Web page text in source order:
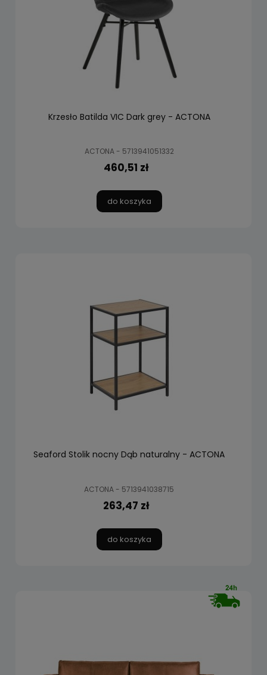
Krzesło Batilda VIC Dark grey - ACTONA
ACTONA - 5713941051332
460,51 zł
do koszyka
Seaford Stolik nocny Dąb naturalny - ACTONA
ACTONA - 5713941038715
263,47 zł
do koszyka